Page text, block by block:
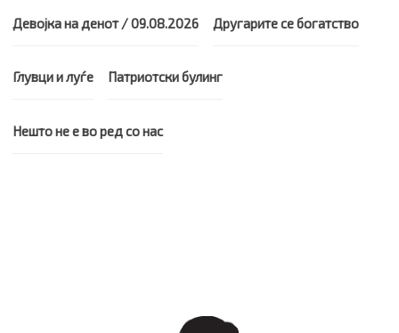
Девојка на денот / 09.08.2026 Другарите се богатство
Глувци и луѓе Патриотски булинг
Нешто не е во ред со нас